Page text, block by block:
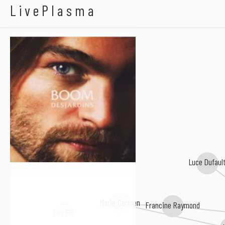
LivePlasma
Luce Dufault
Francine Raymond
Marie Carmen
Boom Desjardins